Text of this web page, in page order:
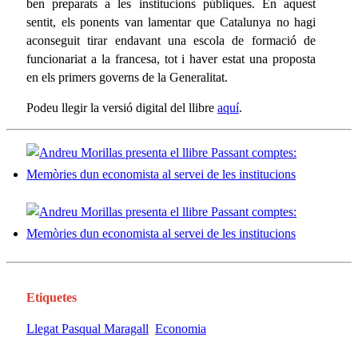
ben preparats a les institucions públiques. En aquest
sentit, els ponents van lamentar que Catalunya no hagi
aconseguit tirar endavant una escola de formació de
funcionariat a la francesa, tot i haver estat una proposta
en els primers governs de la Generalitat.
Podeu llegir la versió digital del llibre aquí.
Etiquetes
Llegat Pasqual Maragall Economia